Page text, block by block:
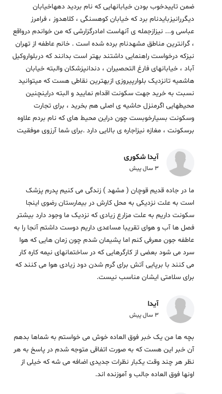
ضمن تاییدخوب بودن خیابانهایی که نام بردید دههاخیابان
دیگررانیزبایدنام برد که خیابان کوهسنگی ، کلاهدوز ، فرامرز
عباسی و... نیزازجمله ی آنهاست امادرگزارشی که من خواندم درواقع
، گرانترین مناطق مشهدنام برده شده است . خانم عاطفه از تهران
نیزکه درخواست راهنمایی داشتند بهتر است بدانند که دربلواروکیل
آباد ، خیابانهای فارغ التحصیران ، دندانپزشکان والبته خیابان
هاشمیه تانزدیک بلوارپیروزی ازبهترین نقاطی هست که میتوانید
نسبت به خرید جهت سکونت اقدام نمایید و البته دراینچنین
محیطهایی اگرمنزل حاشیه ی اصلی هم بخرید ، برای تجارت
وسکونت بسیارخوبست چون دراین محیط های که نام بردم علاوه
برسکونت ، مغازه نیزاجاره ی بالایی دارد .برای شما آرزوی موفقیت
آیدا شکوری
3 سال پیش
ما در جاده قدیم قوچان ( مشهد ) زندگی می کنیم پدرم پزشک
است به علت نزدیکی به محل کارش در بیمارستان رضوی اینجا
سکونت داریم به علت مزارع زیادی که نزدیک ما وجود دارد بیشتر
فصل ها آب و هوای تقریبا مساعدی داریم دوست داشتم آنجا را به
عاطفه جون معرفی کنم اما پشیمان شدم چون زمان هایی که هوا
سرد می شود بعضی از کارگرهایی که در ساختمانهای نیمه کاره کار
می کنند با برپایی آتش برای گرم شدن دود زیادی هوا می کنند که
برای سلامتی ایشان مناسب نیست.
آیدا
3 سال پیش
بچه ها من یک خبر فوق العاده خوش می خواستم به شماها بدهم
آن خبر این هست که به صورت اتفاقی متوجه شدم در پاسخ به هر
نظر هر چند وقت یکبار نظرات جدیدی اضافه می شه که خیلی از
اونها فوق العاده جالب و آموزنده اند.